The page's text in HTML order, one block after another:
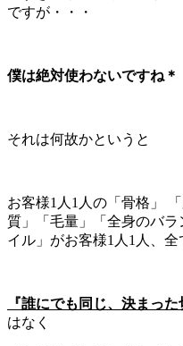
ですが・・・
僕は絶対使わないですね＊
それは何故かというと
お客様1人1人の「骨格」
質」「毛量」「全身のバ
イル」がお客様1人1人、
『誰にでも同じ、決まっ
はなく